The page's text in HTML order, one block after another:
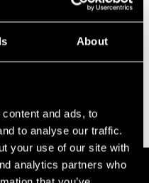
About
and ads, to
to analyse our traffic.
your use of our site with
analytics partners who
myynnin
Connectivity, Space
pal­ve­lui­ta